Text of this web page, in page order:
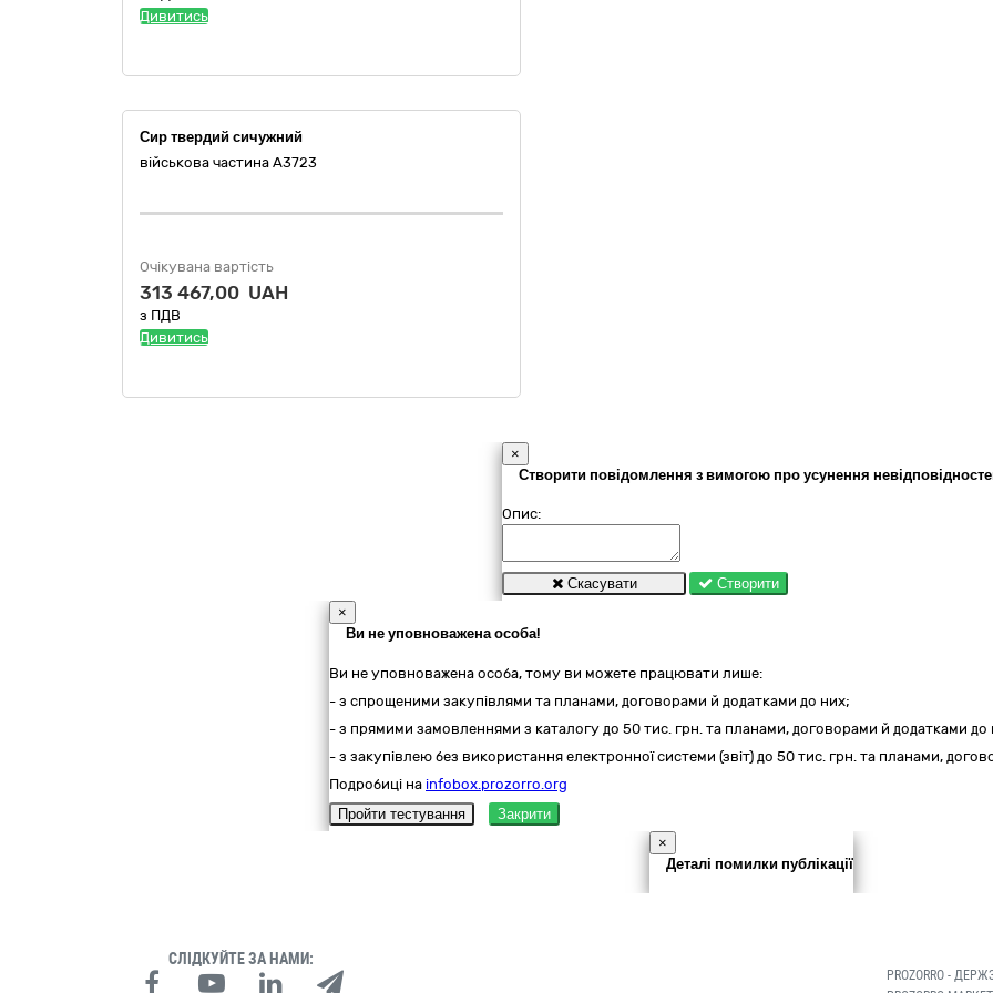
Дивитись
Сир твердий сичужний
військова частина А3723
Очікувана вартість
313 467,00 UAH
з ПДВ
Дивитись
×
Створити повідомлення з вимогою про усунення
Опис:
Скасувати
Створити
×
Ви не уповноважена особа!
Ви не уповноважена особа, тому ви можете працювати лише:
- з спрощеними закупівлями та планами, договорами й додатками до них;
- з прямими замовленнями з каталогу до 50 тис. грн. та планами, договорами й додатками до
- з закупівлею без використання електронної системи (звіт) до 50 тис. грн. та планами,
Подробиці на infobox.prozorro.org
Пройти тестування
Закрити
×
Деталі помилки публікації
СЛІДКУЙТЕ ЗА НАМИ:
PROZORRO -